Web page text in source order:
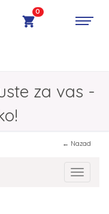
0
za vas -
← Nazad
Toggle